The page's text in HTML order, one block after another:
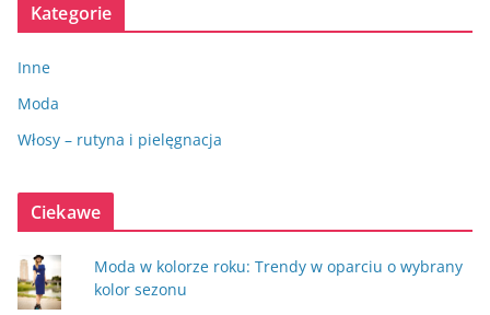
Kategorie
Inne
Moda
Włosy – rutyna i pielęgnacja
Ciekawe
Moda w kolorze roku: Trendy w oparciu o wybrany
kolor sezonu